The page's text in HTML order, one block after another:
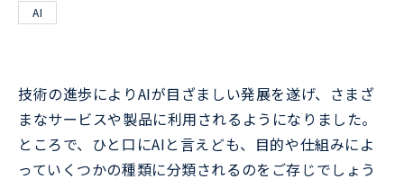
AI
技術の進歩によりAIが目ざましい発展を遂げ、さまざ
まなサービスや製品に利用されるようになりました。
ところで、ひと口にAIと言えども、目的や仕組みによ
っていくつかの種類に分類されるのをご存じでしょう